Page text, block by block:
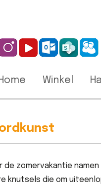
Winkel
de zomervakantie
knutsels die om